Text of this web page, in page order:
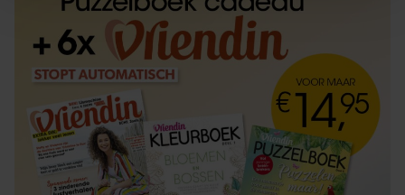
personaliseren, om functies voor social media te bieden
en om ons websiteverkeer te analyseren. Ook delen we
informatie over uw gebruik van onze site met onze
partners voor social media, adverteren en analyse. Deze
partners kunnen deze gegevens combineren met andere
informatie die u aan ze heeft verstrekt of die ze hebben
verzameld op basis van uw gebruik van hun services. U
gaat akkoord met onze cookies als u onze website blijft
gebruiken.